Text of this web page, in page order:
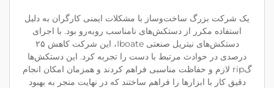
یک شرکت بزرگ ساخت‌وساز با مشکلات ایمنی کارگران به دلیل
استفاده مکرر از دستکش‌های نامناسب روبه‌رو بود. با اجرای
دستکش‌های نیتریل صنعتی Iboate، این شرکت کاهش ۲۵
درصدی در حوادث مرتبط با دست را تجربه کرد. این دستکش‌ها
گrip لازم و حفاظت مناسبی فراهم کردند و همزمان امکان انجام
دقیق کار با ابزارها را فراهم ساختند که در نهایت منجر به بهبود